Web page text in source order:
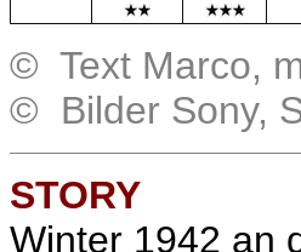
© Text Marco,
© Bilder Sony,
STORY
Winter 1942 an